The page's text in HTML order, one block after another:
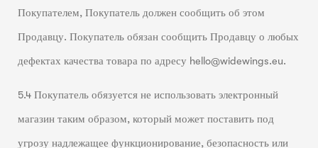
Покупателем, Покупатель должен сообщить об этом
Продавцу. Покупатель обязан сообщить Продавцу о любых
дефектах качества товара по адресу hello@widewings.eu.
5.4 Покупатель обязуется не использовать электронный
магазин таким образом, который может поставить под
угрозу надлежащее функционирование, безопасность или